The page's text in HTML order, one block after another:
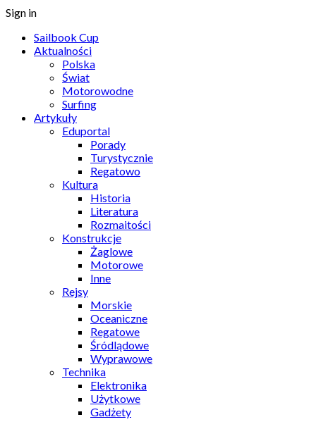
Sign in
Sailbook Cup
Aktualności
Polska
Świat
Motorowodne
Surfing
Artykuły
Eduportal
Porady
Turystycznie
Regatowo
Kultura
Historia
Literatura
Rozmaitości
Konstrukcje
Żaglowe
Motorowe
Inne
Rejsy
Morskie
Oceaniczne
Regatowe
Śródlądowe
Wyprawowe
Technika
Elektronika
Użytkowe
Gadżety